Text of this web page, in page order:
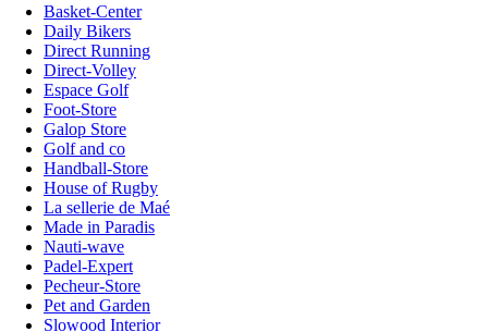
Basket-Center
Daily Bikers
Direct Running
Direct-Volley
Espace Golf
Foot-Store
Galop Store
Golf and co
Handball-Store
House of Rugby
La sellerie de Maé
Made in Paradis
Nauti-wave
Padel-Expert
Pecheur-Store
Pet and Garden
Slowood Interior